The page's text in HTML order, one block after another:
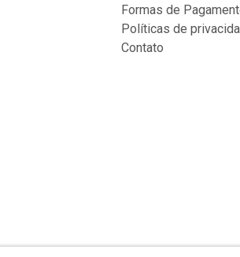
Formas de
Políticas de
Contato